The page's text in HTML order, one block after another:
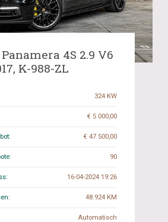
4S 2.9 V6
K-988-ZL
324 KW
€ 5 000,00
€ 47 500,00
90
16-04-2024 19:26
48.924 KM
Automatisch